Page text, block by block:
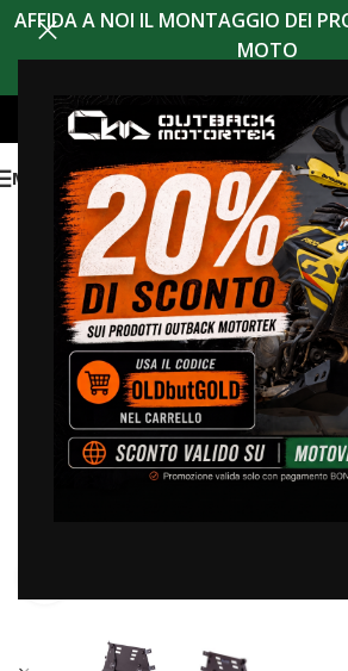
AFFIDA A NOI IL MONTAGGIO DEI
MOTO
MENU
sconto 20% codice
OLDBUTGOLD